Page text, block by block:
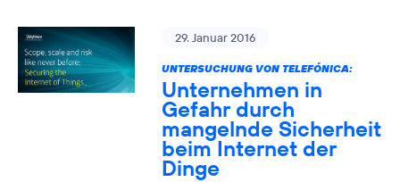
29. Januar 2016
UNTERSUCHUNG VON TELEFÓNICA:
Unternehmen in
Gefahr durch
mangelnde Sicherheit
beim Internet der
Dinge